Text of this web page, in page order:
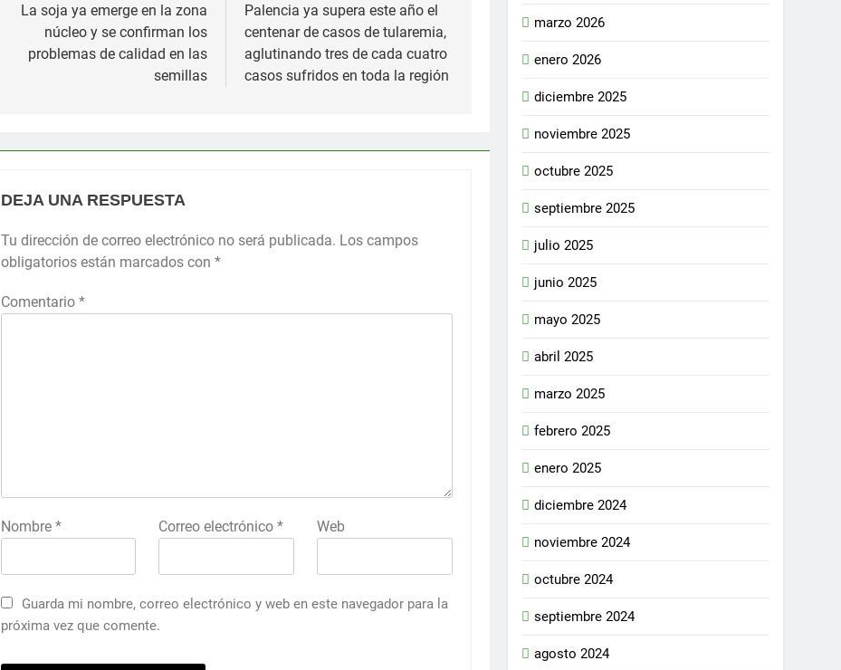
de
entradas
La soja ya emerge en la zona
núcleo y se confirman los
problemas de calidad en las
semillas
Palencia ya supera este año el
centenar de casos de tularemia,
aglutinando tres de cada cuatro
casos sufridos en toda la región
DEJA UNA RESPUESTA
Tu dirección de correo electrónico no será publicada. Los campos
obligatorios están marcados con *
Comentario *
Nombre * Correo electrónico* Web
Guarda mi nombre, correo electrónico y web en este navegador para la
próxima vez que comente.
marzo 2026
enero 2026
diciembre 2025
noviembre 2025
octubre 2025
septiembre 2025
julio 2025
junio 2025
mayo 2025
abril 2025
marzo 2025
febrero 2025
enero 2025
diciembre 2024
noviembre 2024
octubre 2024
septiembre 2024
agosto 2024